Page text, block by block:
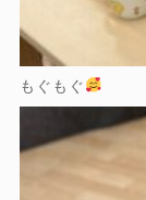
もぐもぐ